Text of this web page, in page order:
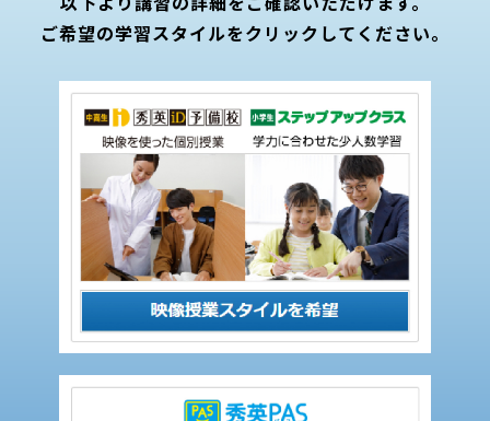
ご希望の学習スタイルをクリックしてください。